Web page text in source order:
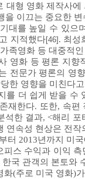
대형 영화 제작사
을 이끄는 중요한
대를 높일 수 있
지적했다[46] . 최성
족영화 등 대중적
영화 등 평론 지
전문가 평론의 영
한 영향을 미친다
를 더 쉽게 받을
재한다. 또한, 속
석한 결과, <해리
연속성 현상은 전
터 2013년까지 미
스 수익과 이익
국 관객의 본토
화(주로 미국 영화)